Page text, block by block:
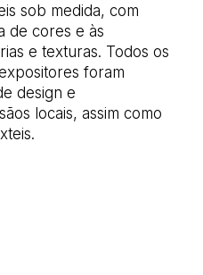
sob medida, com
de cores e às
e texturas. Todos os
foram
design e
locais, assim como